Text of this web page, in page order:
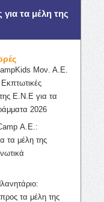
για τα μέλη της
Μον. Α.Ε.
της Ε.Ν.Ε για τα
2026
Α.Ε.:
τα μέλη της
τα μέλη της